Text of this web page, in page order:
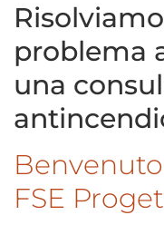
problema
una
FSE